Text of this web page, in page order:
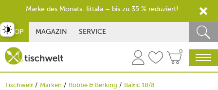
SHOP MAGAZIN SERVICE
0
Tischwelt Marken Robbe & Berking Baltic 18/8
umschalten
Marke des Monats: Iittala – bis zu 35 % reduziert!